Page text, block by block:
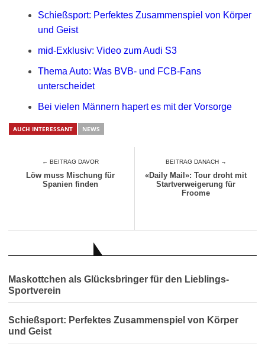
Schießsport: Perfektes Zusammenspiel von Körper
und Geist
mid-Exklusiv: Video zum Audi S3
Thema Auto: Was BVB- und FCB-Fans
unterscheidet
Bei vielen Männern hapert es mit der Vorsorge
AUCH INTERESSANT NEWS
← BEITRAG DAVOR
Löw muss Mischung für
Spanien finden
BEITRAG DANACH →
«Daily Mail»: Tour droht mit
Startverweigerung für
Froome
Maskottchen als Glücksbringer für den Lieblings-
Sportverein
Schießsport: Perfektes Zusammenspiel von Körper
und Geist